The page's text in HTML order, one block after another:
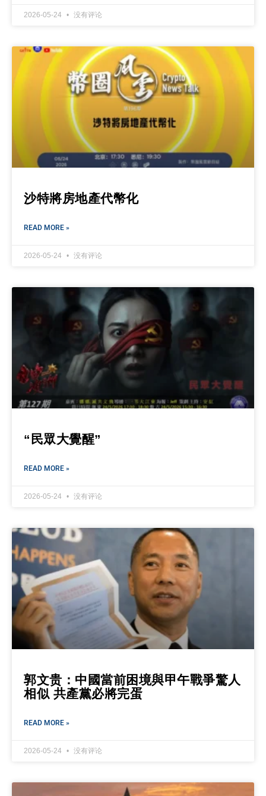
2026-05-24 没有评论
沙特將房地產代幣化
READ MORE »
2026-05-24 没有评论
“民眾大覺醒”
READ MORE »
2026-05-24 没有评论
郭文贵：中國當前困境與甲午戰爭驚人
相似 共產黨必將完蛋
READ MORE »
2026-05-24 没有评论